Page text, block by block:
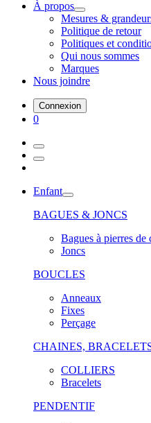
À propos
Mesures &
Politique de retour
Politiques et
Qui nous sommes
Marques
Nous joindre
Connexion
0
Enfant
BAGUES & JONCS
Bagues à pierres de
Joncs
BOUCLES
Anneaux
Fixes
Perçage
CHAINES,
COLLIERS
Bracelets
PENDENTIF